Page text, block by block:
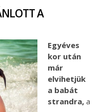
A
Egyéves
kor után
már
elvihetjük
a babát
strandra, a